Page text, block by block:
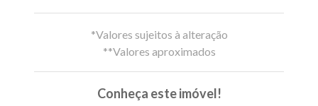
*Valores sujeitos à alteração
**Valores aproximados
Conheça este imóvel!